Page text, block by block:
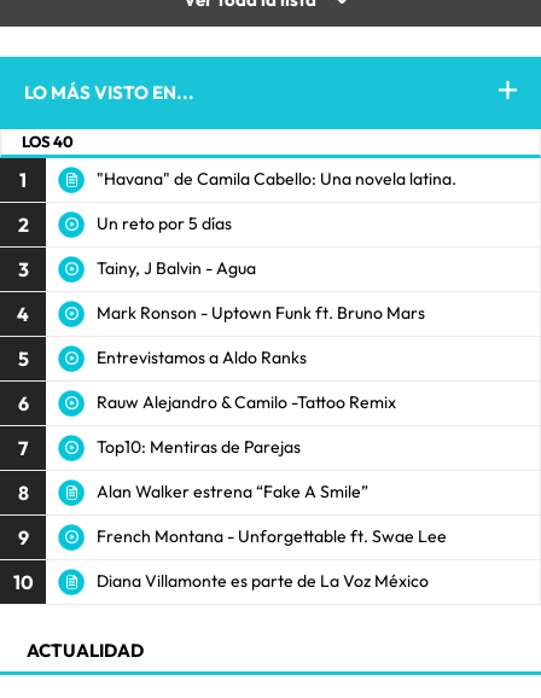
LO MÁS VISTO EN...
LOS 40
1 "Havana" de Camila Cabello: Una novela latina.
2 Un reto por 5 días
3 Tainy, J Balvin - Agua
4 Mark Ronson - Uptown Funk ft. Bruno Mars
5 Entrevistamos a Aldo Ranks
6 Rauw Alejandro & Camilo -Tattoo Remix
7 Top10: Mentiras de Parejas
8 Alan Walker estrena “Fake A Smile”
9 French Montana - Unforgettable ft. Swae Lee
10 Diana Villamonte es parte de La Voz México
ACTUALIDAD